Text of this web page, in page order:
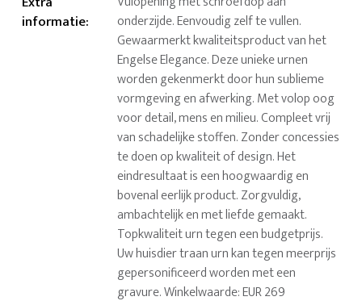
informatie:
onderzijde. Eenvoudig zelf te vullen.
Gewaarmerkt kwaliteitsproduct van het
Engelse Elegance. Deze unieke urnen
worden gekenmerkt door hun sublieme
vormgeving en afwerking. Met volop oog
voor detail, mens en milieu. Compleet vrij
van schadelijke stoffen. Zonder concessies
te doen op kwaliteit of design. Het
eindresultaat is een hoogwaardig en
bovenal eerlijk product. Zorgvuldig,
ambachtelijk en met liefde gemaakt.
Topkwaliteit urn tegen een budgetprijs.
Uw huisdier traan urn kan tegen meerprijs
gepersonificeerd worden met een
gravure. Winkelwaarde: EUR 269